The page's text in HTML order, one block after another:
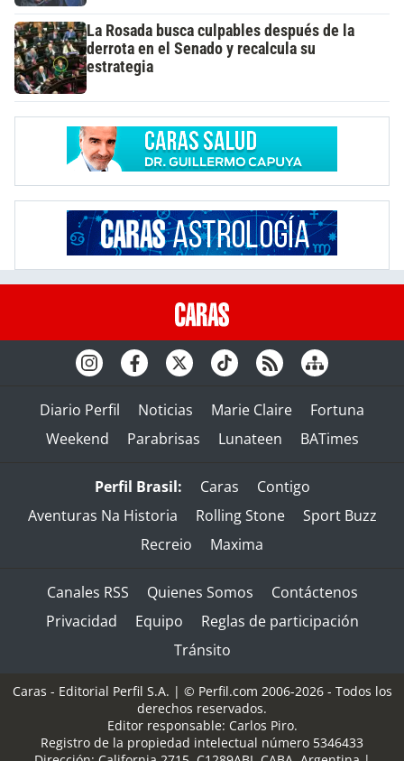
La Rosada busca culpables después de la
derrota en el Senado y recalcula su
estrategia
Diario Perfil Noticias Marie Claire
Fortuna
Weekend
Parabrisas Lunateen BATimes
Perfil Brasil: Caras
Contigo
Aventuras Na Historia
Rolling Stone
Sport Buzz
Recreio
Maxima
Canales RSS Quienes Somos
Contáctenos
Privacidad
Equipo
Reglas de participación
Tránsito
Caras - Editorial Perfil S.A. | © Perfil.com 2006-2026 - Todos los
derechos reservados.
Editor responsable: Carlos Piro.
Registro de la propiedad intelectual número 5346433